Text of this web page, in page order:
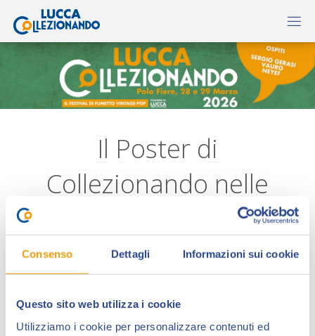
Consenso Dettagli Informazioni sui cookie
Questo sito web utilizza i cookie
Utilizziamo i cookie per personalizzare contenuti ed
Il Poster di
Collezionando nelle